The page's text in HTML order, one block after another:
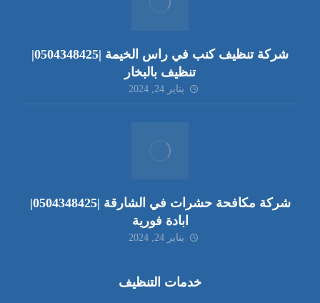
شركة تنظيف كنب في راس الخيمة |0504348425|
تنظيف بالبخار
يناير 24, 2024
شركة مكافحة حشرات في الشارقة |0504348425|
ابادة فورية
يناير 24, 2024
خدمات التنظيف